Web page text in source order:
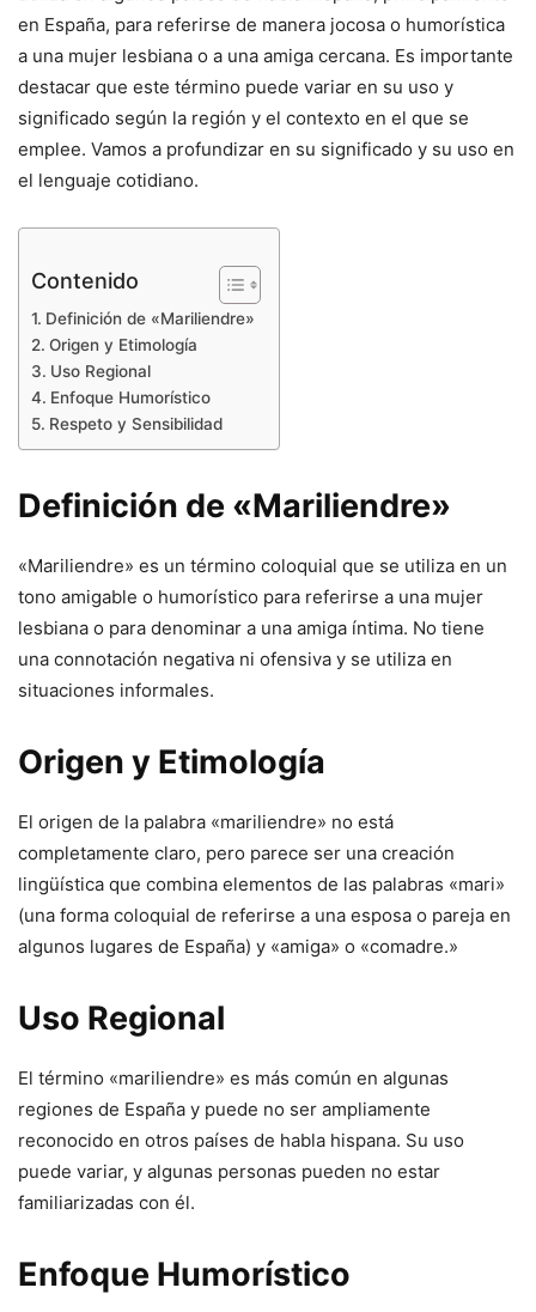
en España, para referirse de manera jocosa o humorística
a una mujer lesbiana o a una amiga cercana. Es importante
destacar que este término puede variar en su uso y
significado según la región y el contexto en el que se
emplee. Vamos a profundizar en su significado y su uso en
el lenguaje cotidiano.
Contenido
Definición de «Mariliendre»
Origen y Etimología
Uso Regional
Enfoque Humorístico
Respeto y Sensibilidad
Definición de «Mariliendre»
«Mariliendre» es un término coloquial que se utiliza en un
tono amigable o humorístico para referirse a una mujer
lesbiana o para denominar a una amiga íntima. No tiene
una connotación negativa ni ofensiva y se utiliza en
situaciones informales.
Origen y Etimología
El origen de la palabra «mariliendre» no está
completamente claro, pero parece ser una creación
lingüística que combina elementos de las palabras «mari»
(una forma coloquial de referirse a una esposa o pareja en
algunos lugares de España) y «amiga» o «comadre.»
Uso Regional
El término «mariliendre» es más común en algunas
regiones de España y puede no ser ampliamente
reconocido en otros países de habla hispana. Su uso
puede variar, y algunas personas pueden no estar
familiarizadas con él.
Enfoque Humorístico